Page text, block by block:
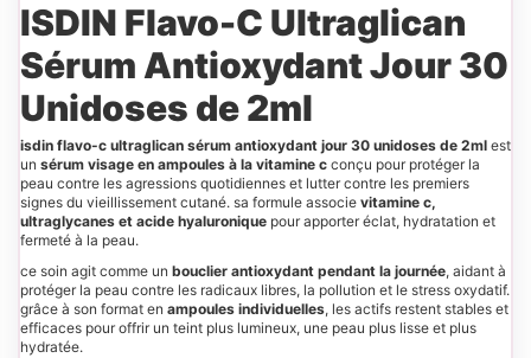
ISDIN Flavo-C Ultraglican
Sérum Antioxydant Jour 30
Unidoses de 2ml
isdin flavo-c ultraglican sérum antioxydant jour 30 unidoses de 2ml est
un sérum visage en ampoules à la vitamine c conçu pour protéger la
peau contre les agressions quotidiennes et lutter contre les premiers
signes du vieillissement cutané. sa formule associe vitamine c,
ultraglycanes et acide hyaluronique pour apporter éclat, hydratation et
fermeté à la peau.
ce soin agit comme un bouclier antioxydant pendant la journée, aidant à
protéger la peau contre les radicaux libres, la pollution et le stress oxydatif.
grâce à son format en ampoules individuelles, les actifs restent stables et
efficaces pour offrir un teint plus lumineux, une peau plus lisse et plus
hydratée.